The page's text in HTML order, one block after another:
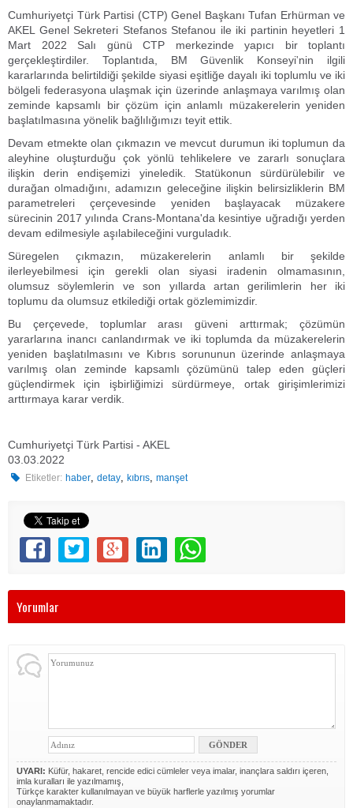
Cumhuriyetçi Türk Partisi (CTP) Genel Başkanı Tufan Erhürman ve
AKEL Genel Sekreteri Stefanos Stefanou ile iki partinin heyetleri 1
Mart 2022 Salı günü CTP merkezinde yapıcı bir toplantı
gerçekleştirdiler. Toplantıda, BM Güvenlik Konseyi'nin ilgili
kararlarında belirtildiği şekilde siyasi eşitliğe dayalı iki toplumlu ve iki
bölgeli federasyona ulaşmak için üzerinde anlaşmaya varılmış olan
zeminde kapsamlı bir çözüm için anlamlı müzakerelerin yeniden
başlatılmasına yönelik bağlılığımızı teyit ettik.
Devam etmekte olan çıkmazın ve mevcut durumun iki toplumun da
aleyhine oluşturduğu çok yönlü tehlikelere ve zararlı sonuçlara
ilişkin derin endişemizi yineledik. Statükonun sürdürülebilir ve
durağan olmadığını, adamızın geleceğine ilişkin belirsizliklerin BM
parametreleri çerçevesinde yeniden başlayacak müzakere
sürecinin 2017 yılında Crans-Montana'da kesintiye uğradığı yerden
devam edilmesiyle aşılabileceğini vurguladık.
Süregelen çıkmazın, müzakerelerin anlamlı bir şekilde
ilerleyebilmesi için gerekli olan siyasi iradenin olmamasının,
olumsuz söylemlerin ve son yıllarda artan gerilimlerin her iki
toplumu da olumsuz etkilediği ortak gözlemimizdir.
Bu çerçevede, toplumlar arası güveni arttırmak; çözümün
yararlarına inancı canlandırmak ve iki toplumda da müzakerelerin
yeniden başlatılmasını ve Kıbrıs sorununun üzerinde anlaşmaya
varılmış olan zeminde kapsamlı çözümünü talep eden güçleri
güçlendirmek için işbirliğimizi sürdürmeye, ortak girişimlerimizi
arttırmaya karar verdik.
Cumhuriyetçi Türk Partisi - AKEL
03.03.2022
Etiketler: haber,detay,kıbrıs,manşet
Yorumlar
UYARI: Küfür, hakaret, rencide edici cümleler veya imalar, inançlara saldırı içeren,
imla kuralları ile yazılmamış,
Türkçe karakter kullanılmayan ve büyük harflerle yazılmış yorumlar
onaylanmamaktadır.